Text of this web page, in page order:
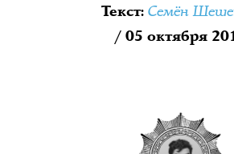
Текст: Семён
/ 05 октября